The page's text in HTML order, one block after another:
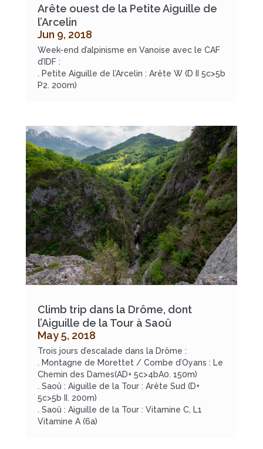
Arête ouest de la Petite Aiguille de
l’Arcelin
Jun 9, 2018
Week-end d’alpinisme en Vanoise avec le CAF
d’IDF :
. Petite Aiguille de l’Arcelin : Arête W (D II 5c>5b
P2. 200m)
Climb trip dans la Drôme, dont
l’Aiguille de la Tour à Saoû
May 5, 2018
Trois jours d’escalade dans la Drôme :
. Montagne de Morettet / Combe d’Oyans : Le
Chemin des Dames(AD+ 5c>4bA0. 150m)
. Saoû : Aiguille de la Tour : Arête Sud (D+
5c>5b II. 200m)
. Saoû : Aiguille de la Tour : Vitamine C, L1
Vitamine A (6a)